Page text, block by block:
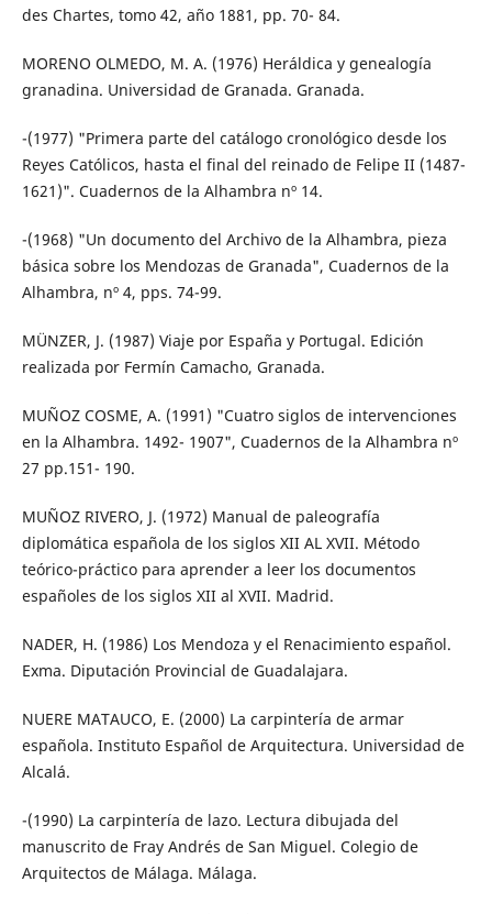
des Chartes, tomo 42, año 1881, pp. 70- 84.
MORENO OLMEDO, M. A. (1976) Heráldica y genealogía
granadina. Universidad de Granada. Granada.
-(1977) "Primera parte del catálogo cronológico desde los
Reyes Católicos, hasta el final del reinado de Felipe II (1487-
1621)". Cuadernos de la Alhambra nº 14.
-(1968) "Un documento del Archivo de la Alhambra, pieza
básica sobre los Mendozas de Granada", Cuadernos de la
Alhambra, nº 4, pps. 74-99.
MÜNZER, J. (1987) Viaje por España y Portugal. Edición
realizada por Fermín Camacho, Granada.
MUÑOZ COSME, A. (1991) "Cuatro siglos de intervenciones
en la Alhambra. 1492- 1907", Cuadernos de la Alhambra nº
27 pp.151- 190.
MUÑOZ RIVERO, J. (1972) Manual de paleografía
diplomática española de los siglos XII AL XVII. Método
teórico-práctico para aprender a leer los documentos
españoles de los siglos XII al XVII. Madrid.
NADER, H. (1986) Los Mendoza y el Renacimiento español.
Exma. Diputación Provincial de Guadalajara.
NUERE MATAUCO, E. (2000) La carpintería de armar
española. Instituto Español de Arquitectura. Universidad de
Alcalá.
-(1990) La carpintería de lazo. Lectura dibujada del
manuscrito de Fray Andrés de San Miguel. Colegio de
Arquitectos de Málaga. Málaga.